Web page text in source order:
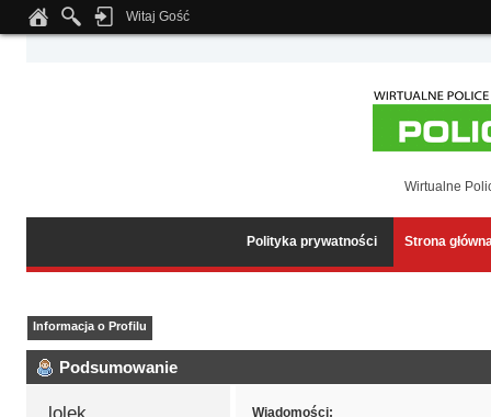
Notice: Undefined index: tapatalk_body_hook in
Witaj Gość
Wirtualne
Polityka prywatności Strona
Informacja o Profilu
Podsumowanie
Wiadomości: